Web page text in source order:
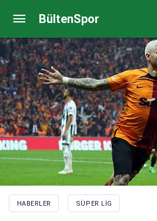
BültenSpor
HABERLER SÜPER LIG
Derbi sonrası Okan Buruk: 6-2,
bir maçtı!